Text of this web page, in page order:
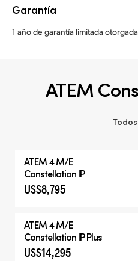
Garantía
1 año de garantía limitada
ATEM
Todos
ATEM
Productos
ATEM 4 M/E
Constellation IP
US$8,795
ATEM 4 M/E
Constellation IP Plus
US$14,295